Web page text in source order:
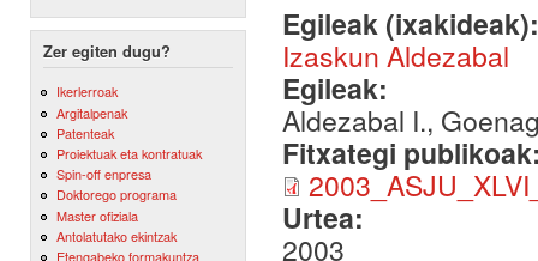
Zer egiten dugu?
Ikerlerroak
Argitalpenak
Patenteak
Proiektuak eta kontratuak
Spin-off enpresa
Doktorego programa
Master ofiziala
Antolatutako ekintzak
Etengabeko formakuntza
Egileak
Izaskun Aldezabal
Egileak:
Aldezabal I.,
Fitxategi
Urtea:
2003